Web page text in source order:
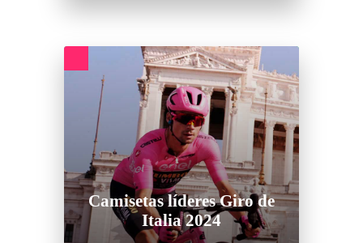
Camisetas líderes Giro de
Italia 2024